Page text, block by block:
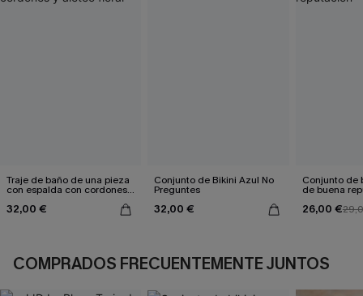
Traje de baño de una pieza
con espalda con cordones y
aleteo floral
32,00 €
Conjunto de Bikini Azul No
Preguntes
32,00 €
Conjunto de
de buena
26,00 €
COMPRADOS FRECUENTEMENTE JUNTOS